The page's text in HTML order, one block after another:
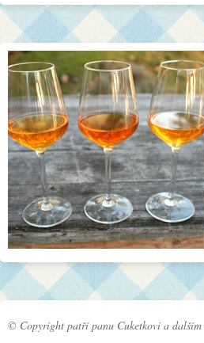
© Copyright patří panu Cuketkovi a dalším